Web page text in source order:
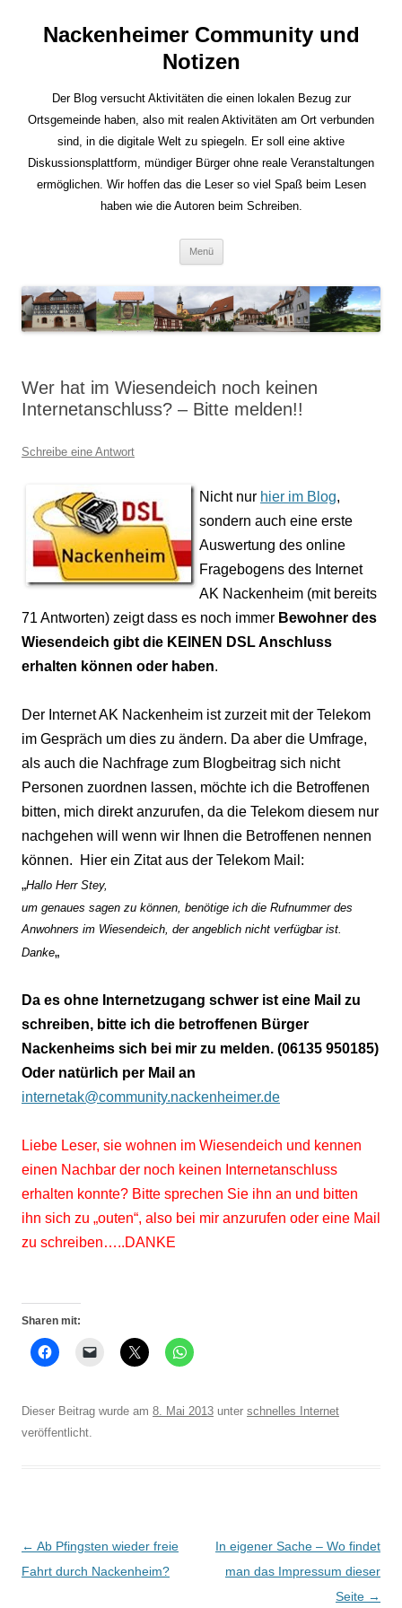
Nackenheimer Community und
Notizen
Der Blog versucht Aktivitäten die einen lokalen Bezug zur
Ortsgemeinde haben, also mit realen Aktivitäten am Ort verbunden
sind, in die digitale Welt zu spiegeln. Er soll eine aktive
Diskussionsplattform, mündiger Bürger ohne reale Veranstaltungen
ermöglichen. Wir hoffen das die Leser so viel Spaß beim Lesen
haben wie die Autoren beim Schreiben.
Menü
Wer hat im Wiesendeich noch keinen
Internetanschluss? – Bitte melden!!
Schreibe eine Antwort
Nicht nur hier im Blog,
sondern auch eine erste
Auswertung des online
Fragebogens des Internet
AK Nackenheim (mit bereits
71 Antworten) zeigt dass es noch immer Bewohner des
Wiesendeich gibt die KEINEN DSL Anschluss
erhalten können oder haben.
Der Internet AK Nackenheim ist zurzeit mit der Telekom
im Gespräch um dies zu ändern. Da aber die Umfrage,
als auch die Nachfrage zum Blogbeitrag sich nicht
Personen zuordnen lassen, möchte ich die Betroffenen
bitten, mich direkt anzurufen, da die Telekom diesem nur
nachgehen will wenn wir Ihnen die Betroffenen nennen
können.
Hier ein Zitat aus der Telekom Mail:
„Hallo Herr Stey,
um genaues sagen zu können, benötige ich die Rufnummer des
Anwohners im Wiesendeich, der angeblich nicht verfügbar ist.
Danke„
Da es ohne Internetzugang schwer ist eine Mail zu
schreiben, bitte ich die betroffenen Bürger
Nackenheims sich bei mir zu melden. (06135 950185)
Oder natürlich per Mail an
internetak@community.nackenheimer.de
Liebe Leser, sie wohnen im Wiesendeich und kennen
einen Nachbar der noch keinen Internetanschluss
erhalten konnte? Bitte sprechen Sie ihn an und bitten
ihn sich zu „outen“, also bei mir anzurufen oder eine Mail
zu schreiben…..DANKE
Sharen mit:
Dieser Beitrag wurde am 8. Mai 2013 unter schnelles Internet
veröffentlicht.
Beitrags-
Navigation
← Ab Pfingsten wieder freie
Fahrt durch Nackenheim?
In eigener Sache – Wo findet
man das Impressum dieser
Seite →